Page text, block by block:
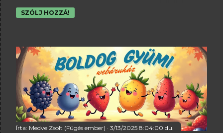
Fekete – ELFOGYOTT! Jin Ao Fen – ELFOGYOTT!
Little Miss Figgy – ELFOGYOTT! LSU Tiger –
óriás lila – ELFOGYOTT! Pingo de Mel – ELFOGYOTT!
Sankt Martin (Martinsfeige) – ELFOGYOTT! Saraguja –
ELFOGYOTT! Sucrette (külső link, az én posztom még
nem készült el róla) – ELFOGYOTT! T9 –
ELFOGYOTT!Az
SZÓLJ HOZZÁ!
Írta: Medve Zsolt (Fügés ember) 3/13/2025 8:04:00 du.